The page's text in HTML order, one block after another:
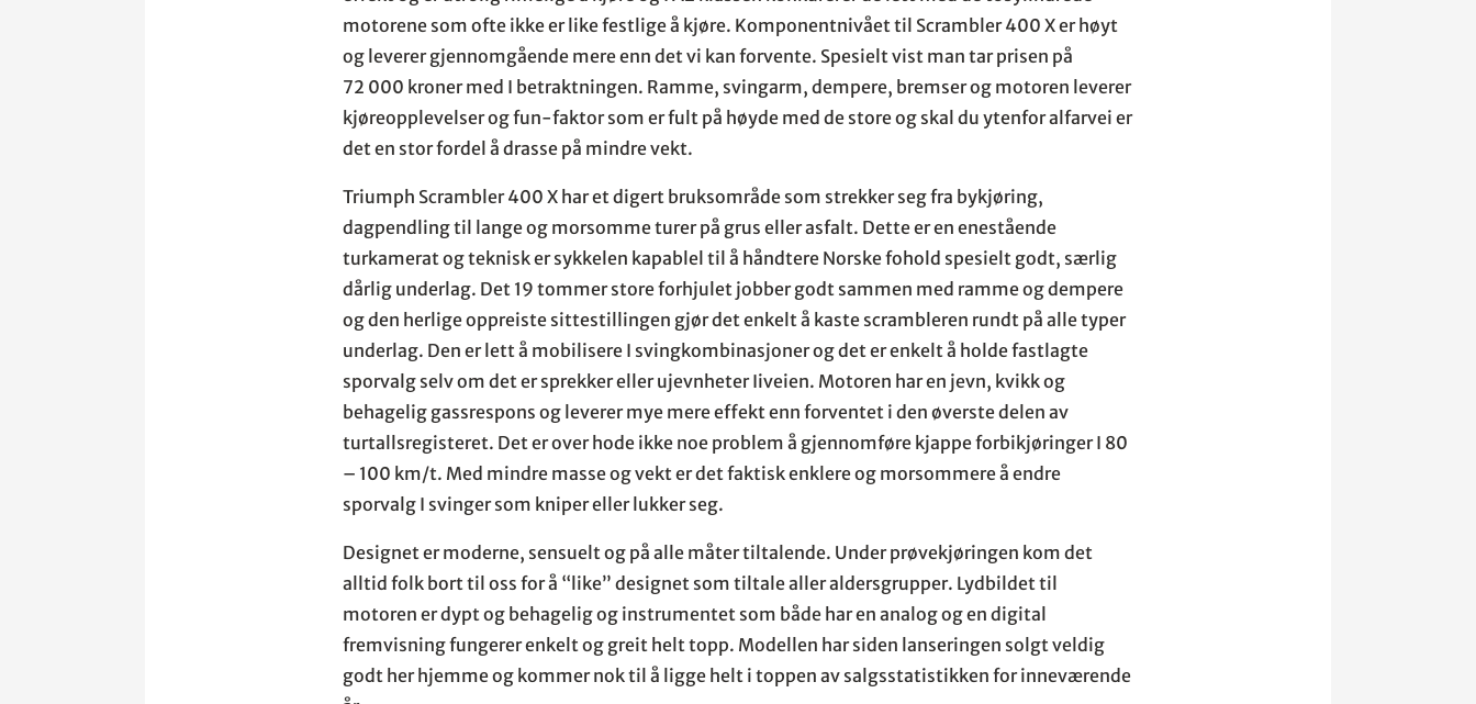
motorene som ofte ikke er like festlige å kjøre. Komponentnivået til Scrambler 400 X er høyt
og leverer gjennomgående mere enn det vi kan forvente. Spesielt vist man tar prisen på
72 000 kroner med I betraktningen. Ramme, svingarm, dempere, bremser og motoren leverer
kjøreopplevelser og fun-faktor som er fult på høyde med de store og skal du ytenfor alfarvei er
det en stor fordel å drasse på mindre vekt.
Triumph Scrambler 400 X har et digert bruksområde som strekker seg fra bykjøring,
dagpendling til lange og morsomme turer på grus eller asfalt. Dette er en enestående
turkamerat og teknisk er sykkelen kapablel til å håndtere Norske fohold spesielt godt, særlig
dårlig underlag. Det 19 tommer store forhjulet jobber godt sammen med ramme og dempere
og den herlige oppreiste sittestillingen gjør det enkelt å kaste scrambleren rundt på alle typer
underlag. Den er lett å mobilisere I svingkombinasjoner og det er enkelt å holde fastlagte
sporvalg selv om det er sprekker eller ujevnheter Iiveien. Motoren har en jevn, kvikk og
behagelig gassrespons og leverer mye mere effekt enn forventet i den øverste delen av
turtallsregisteret. Det er over hode ikke noe problem å gjennomføre kjappe forbikjøringer I 80
– 100 km/t. Med mindre masse og vekt er det faktisk enklere og morsommere å endre
sporvalg I svinger som kniper eller lukker seg.
Designet er moderne, sensuelt og på alle måter tiltalende. Under prøvekjøringen kom det
alltid folk bort til oss for å “like” designet som tiltale aller aldersgrupper. Lydbildet til
motoren er dypt og behagelig og instrumentet som både har en analog og en digital
fremvisning fungerer enkelt og greit helt topp. Modellen har siden lanseringen solgt veldig
godt her hjemme og kommer nok til å ligge helt i toppen av salgsstatistikken for inneværende